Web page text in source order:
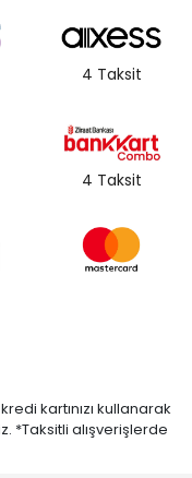
4 Taksit
4 Taksit
kartınızı kullanarak
*Taksitli alışverişlerde